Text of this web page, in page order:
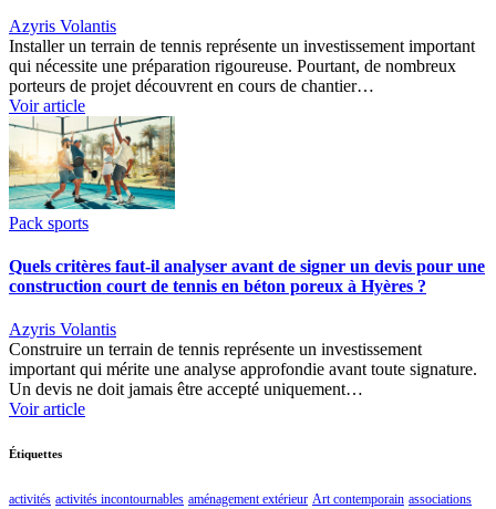
Azyris Volantis
Installer un terrain de tennis représente un investissement important
qui nécessite une préparation rigoureuse. Pourtant, de nombreux
porteurs de projet découvrent en cours de chantier…
Voir article
Pack sports
Quels critères faut-il analyser avant de signer un devis pour une
construction court de tennis en béton poreux à Hyères ?
Azyris Volantis
Construire un terrain de tennis représente un investissement
important qui mérite une analyse approfondie avant toute signature.
Un devis ne doit jamais être accepté uniquement…
Voir article
Étiquettes
activités activités incontournables aménagement extérieur Art contemporain associations